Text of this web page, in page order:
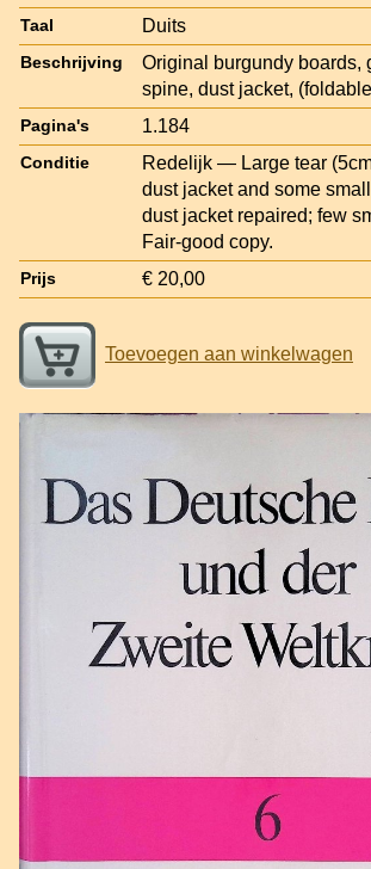
Taal Duits
Beschrijving
Original burgundy boards,
spine, dust jacket,
Pagina's 1.184
Conditie
Redelijk — Large tear
dust jacket and some
dust jacket repaired; few
Fair-good copy.
Prijs € 20,00
Toevoegen aan winkelwagen